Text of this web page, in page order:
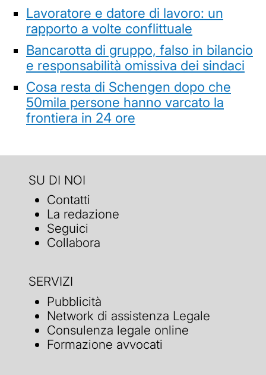
Lavoratore e datore di lavoro: un
rapporto a volte conflittuale
Bancarotta di gruppo, falso in bilancio
e responsabilità omissiva dei sindaci
Cosa resta di Schengen dopo che
50mila persone hanno varcato la
frontiera in 24 ore
SU DI NOI
Contatti
La redazione
Seguici
Collabora
SERVIZI
Pubblicità
Network di assistenza Legale
Consulenza legale online
Formazione avvocati